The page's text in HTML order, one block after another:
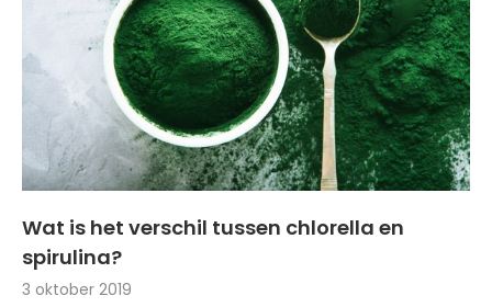
Wat is het verschil tussen chlorella en
spirulina?
3 oktober 2019